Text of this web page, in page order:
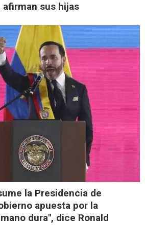
afirman sus hijas
la Presidencia de
apuesta por la
dura", dice Ronald